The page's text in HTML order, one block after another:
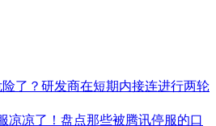
险了？研发商在短期内接连进行两轮
凉凉了！盘点那些被腾讯停服的口